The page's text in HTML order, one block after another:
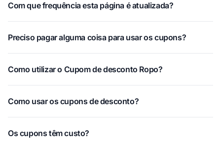
Com que frequência esta página é atualizada?
Preciso pagar alguma coisa para usar os cupons?
Como utilizar o Cupom de desconto Ropo?
Como usar os cupons de desconto?
Os cupons têm custo?